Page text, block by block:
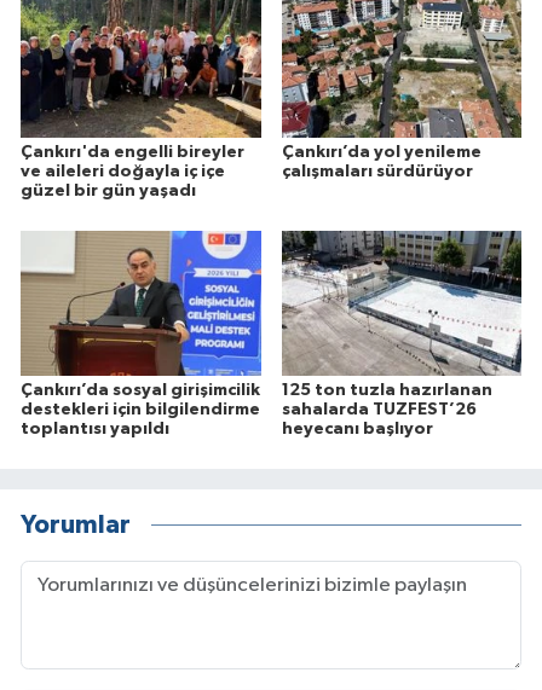
Çankırı'da engelli bireyler
ve aileleri doğayla iç içe
güzel bir gün yaşadı
Çankırı’da yol yenileme
çalışmaları sürdürüyor
Çankırı’da sosyal girişimcilik
destekleri için bilgilendirme
toplantısı yapıldı
125 ton tuzla hazırlanan
sahalarda TUZFEST’26
heyecanı başlıyor
Yorumlar